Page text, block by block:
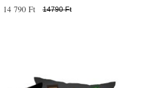
14 790 Ft 14790 Ft